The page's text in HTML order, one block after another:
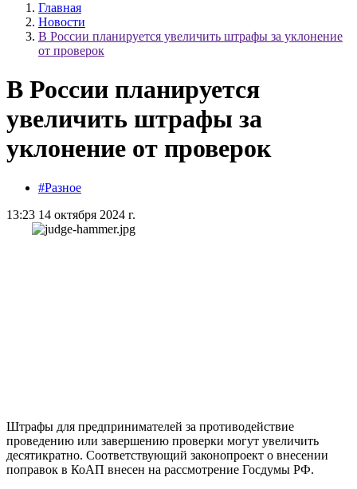
Главная
Новости
В России планируется увеличить штрафы за уклонение
от проверок
В России планируется
увеличить штрафы за
уклонение от проверок
#Разное
13:23 14 октября 2024 г.
Штрафы для предпринимателей за противодействие
проведению или завершению проверки могут увеличить
десятикратно. Соответствующий законопроект о внесении
поправок в КоАП внесен на рассмотрение Госдумы РФ.